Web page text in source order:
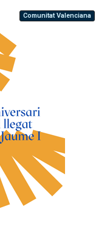
Comunitat Valenciana